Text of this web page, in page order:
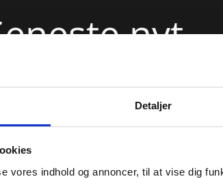
Detaljer
vores indhold og annoncer, til at vise dig
nyt
Oplev den helt nye